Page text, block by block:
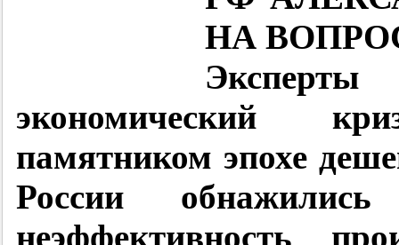
НА
экономический
памятником эпохе
России
неэффективность